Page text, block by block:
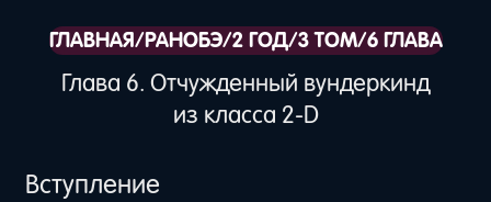
ГЛАВНАЯ/РАНОБЭ/2 ГОД/3 ТОМ/6 ГЛАВА
Глава 6. Отчужденный вундеркинд
из класса 2-D
Вступление